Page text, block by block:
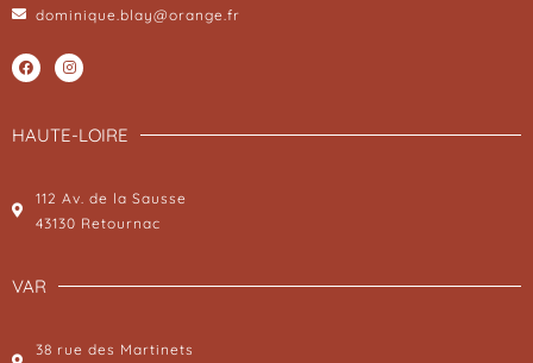
dominique.blay@orange.fr
HAUTE-LOIRE
112 Av. de la Sausse
43130 Retournac
VAR
38 rue des Martinets